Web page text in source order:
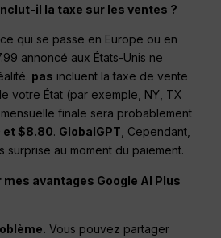
il la taxe sur les ventes ?
qui se passe en Europe ou en
annoncé aux États-Unis ne
pas incluent la taxe de vente
votre État (par exemple, NY, TX
finale sera probablement
et $8.80. GlobalGPT , Cependant,
surprise au moment du paiement.
avantages Google AI Plus
Vous pouvez partager